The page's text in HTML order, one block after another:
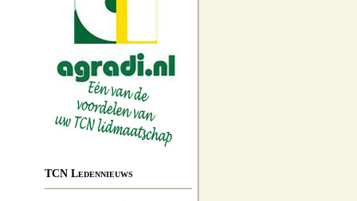
TCN Ledennieuws